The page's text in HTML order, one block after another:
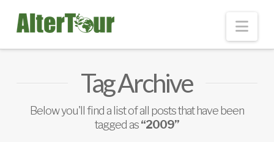
Tag Archive
Below you'll find a list of all posts that have been
tagged as“2009”